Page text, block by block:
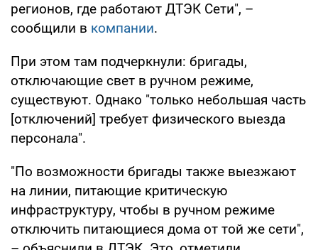
регионов, где работают ДТЭК Сети", –
сообщили в компании.
При этом там подчеркнули: бригады,
отключающие свет в ручном режиме,
существуют. Однако "только небольшая часть
[отключений] требует физического выезда
персонала".
"По возможности бригады также выезжают
на линии, питающие критическую
инфраструктуру, чтобы в ручном режиме
отключить питающиеся дома от той же сети",